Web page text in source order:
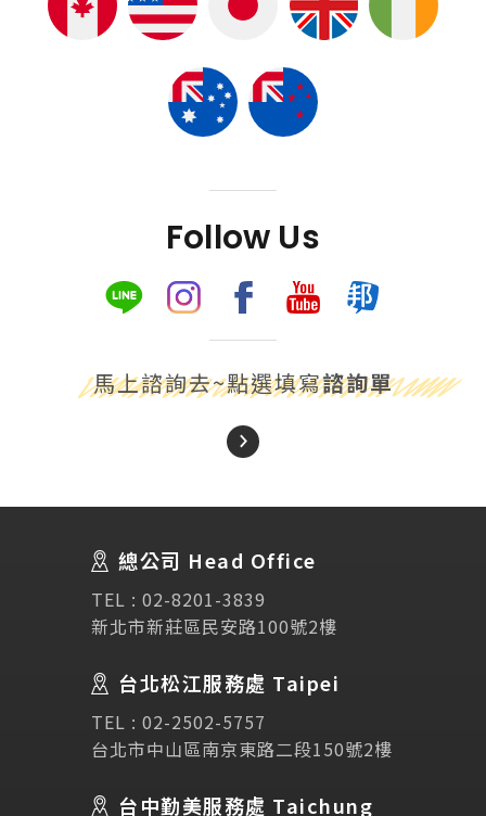
About Us 關於我們
講座活動
Testimonial 學生推薦
Links 相關連結
Follow Us
馬上諮詢去~點選填寫諮詢單
總公司 Head Office
TEL : 02-8201-3839
新北市新莊區民安路100號2樓
台北松江服務處 Taipei
TEL : 02-2502-5757
台北市中山區南京東路二段150號2樓
台中勤美服務處 Taichung